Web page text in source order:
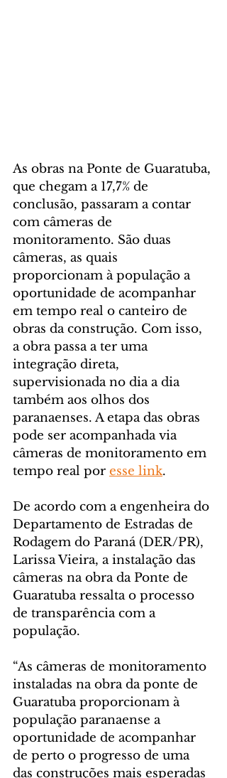
As obras na Ponte de Guaratuba,
que chegam a 17,7% de
conclusão, passaram a contar
com câmeras de
monitoramento. São duas
câmeras, as quais
proporcionam à população a
oportunidade de acompanhar
em tempo real o canteiro de
obras da construção. Com isso,
a obra passa a ter uma
integração direta,
supervisionada no dia a dia
também aos olhos dos
paranaenses. A etapa das obras
pode ser acompanhada via
câmeras de monitoramento em
tempo real por esse link.
De acordo com a engenheira do
Departamento de Estradas de
Rodagem do Paraná (DER/PR),
Larissa Vieira, a instalação das
câmeras na obra da Ponte de
Guaratuba ressalta o processo
de transparência com a
população.
“As câmeras de monitoramento
instaladas na obra da ponte de
Guaratuba proporcionam à
população paranaense a
oportunidade de acompanhar
de perto o progresso de uma
das construções mais esperadas